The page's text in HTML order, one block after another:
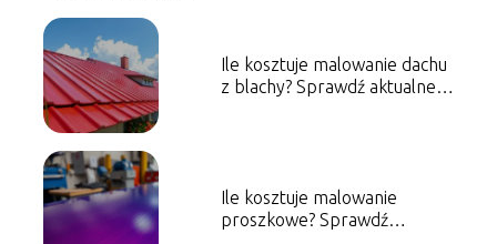
Ile kosztuje malowanie dachu
z blachy? Sprawdź aktualne
Ile kosztuje malowanie
proszkowe? Sprawdź